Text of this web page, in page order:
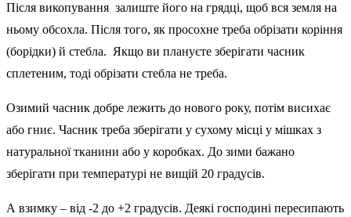
Після викопування залиште його на грядці, щоб вся земля на
ньому обсохла. Після того, як просохне треба обрізати коріння
(борідки) й стебла. Якщо ви плануєте зберігати часник
сплетеним, тоді обрізати стебла не треба.
Озимий часник добре лежить до нового року, потім висихає
або гниє. Часник треба зберігати у сухому місці у мішках з
натуральної тканини або у коробках. До зими бажано
зберігати при температурі не вищій 20 градусів.
А взимку – від -2 до +2 градусів. Деякі господині пересипають